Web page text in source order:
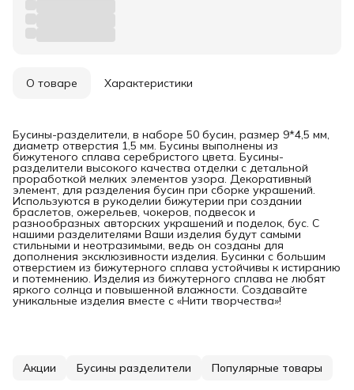
О товаре Характеристики
Бусины-разделители, в наборе 50 бусин, размер 9*4,5 мм,
диаметр отверстия 1,5 мм. Бусины выполнены из
бижутеного сплава серебристого цвета. Бусины-
разделители высокого качества отделки с детальной
проработкой мелких элементов узора. Декоративный
элемент, для разделения бусин при сборке украшений.
Используются в рукоделии бижутерии при создании
браслетов, ожерельев, чокеров, подвесок и
разнообразных авторских украшений и поделок, бус. С
нашими разделителями Ваши изделия будут самыми
стильными и неотразимыми, ведь он созданы для
дополнения эксклюзивности изделия. Бусинки с большим
отверстием из бижутерного сплава устойчивы к истиранию
и потемнению. Изделия из бижутерного сплава не любят
яркого солнца и повышенной влажности. Создавайте
уникальные изделия вместе с «Нити творчества»!
Акции Бусины разделители Популярные товары